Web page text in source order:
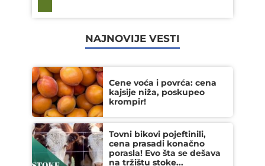
NAJNOVIJE VESTI
Cene voća i povrća: cena
kajsije niža, poskupeo
krompir!
Tovni bikovi pojeftinili,
cena prasadi konačno
porasla! Evo šta se dešava
na tržištu stoke...